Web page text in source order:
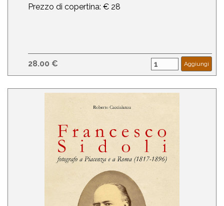
Prezzo di copertina: € 28
28.00 € Aggiungi